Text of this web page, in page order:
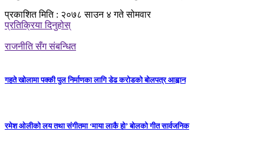
प्रकाशित मिति : २०७८ साउन ४ गते सोमवार
प्रतिक्रिया दिनुहोस्
राजनीति सँग संबन्धित
गहते खोलामा पक्की पुल निर्माणका लागि डेढ करोडको बोलपत्र आह्वान
रमेश ओलीको लय तथा संगीतमा ‘माया लाकै हो’ बोलको गीत सार्वजनिक